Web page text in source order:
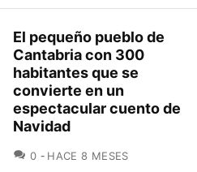
El pequeño pueblo de
Cantabria con 300
habitantes que se
convierte en un
espectacular cuento de
Navidad
0 COMENTARIOS
HACE 8 MESES